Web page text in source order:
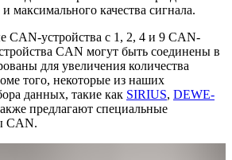
максимального качества сигнала.
CAN-устройства с 1, 2, 4 и 9 CAN-
CAN могут быть соединены в
для увеличения количества
того, некоторые из наших
данных, такие как SIRIUS, DEWE-
предлагают специальные
CAN.